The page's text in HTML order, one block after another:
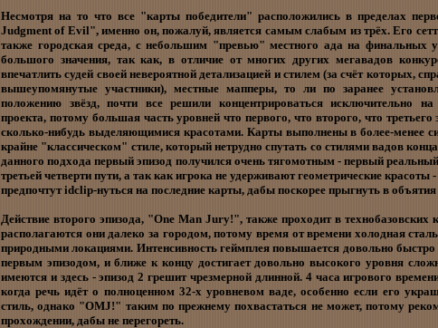
Несмотря на то что все "карты победители" расположились в пределах
Judgment of Evil", именно он, пожалуй, является самым слабым из трёх. Его
также городская среда, с небольшим "превью" местного ада на финальных
большого значения, так как, в отличие от многих других мегавадов
впечатлить судей своей невероятной детализацией и стилем (за счёт которых,
вышеупомянутые участники), местные мапперы, то ли по заранее
положению звёзд, почти все решили концентрироваться исключительно
проекта, потому большая часть уровней что первого, что второго, что третьего
сколько-нибудь выделяющимися красотами. Карты выполнены в более-менее
крайне "классическом" стиле, который нетрудно спутать со стилями вадов
данного подхода первый эпизод получился очень тягомотным - первый
третьей четверти пути, а так как игрока не удерживают геометрические красоты
предпочтут idclip-нуться на последние карты, дабы поскорее прыгнуть в
Действие второго эпизода, "One Man Jury!", также проходит в технобазовских
располагаются они далеко за городом, потому время от времени холодная
природными локациями. Интенсивность геймплея повышается довольно
первым эпизодом, и ближе к концу достигает довольно высокого уровня
имеются и здесь - эпизод 2 грешит чрезмерной длинной. 4 часа игрового
когда речь идёт о полноценном 32-х уровневом ваде, особенно если его
стиль, однако "OMJ!" таким по прежнему похвастаться не может, потому
прохождении, дабы не перегореть.